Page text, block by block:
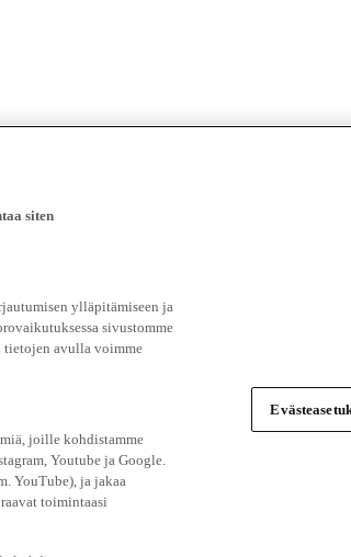
siten
ylläpitämiseen ja
sivustomme
tietojen avulla voimme
joille kohdistamme
Youtube ja Google.
YouTube), ja jakaa
toimintaasi